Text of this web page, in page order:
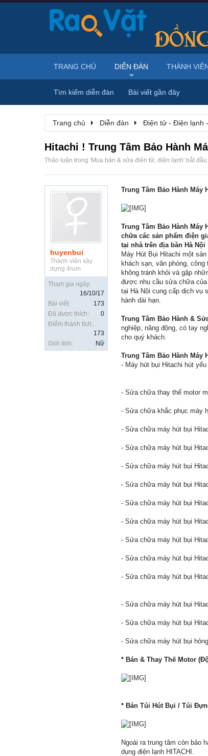
Trang chủ Diễn đàn Điện tử - Điện lạnh
Hitachi ! Trung Tâm Bảo Hành
Thảo luận trong 'Mua bán & sửa điện tử, điện lạnh' bắt
huyenbui
Thành viên xây
dựng 4rum
Tham gia ngày:
16/10/17
Bài viết:
173
Đã được thích:
0
Điểm thành tích:
173
Giới tính:
Nữ
Trung Tâm Bảo Hành Máy
Trung Tâm Bảo Hành Máy
chữa các sản phẩm điện
tại nhàtrên địa bàn Hà
Máy Hút Bụi Hitachi một
khách sạn, văn phòng,
không tránh khỏi và gặp
được nhu cầu sửa chữa của
tại Hà Nội cung cấp dịch vụ
hành dài hạn.
Trung Tâm Bảo Hành &
nghiệp, năng động, có tay
cho quý khách.
Trung Tâm Bảo Hành Máy
- Máy hút bụi Hitachi hút
- Sửa chữa thay thế motor
- Sửa chữa khắc phục máy
- Sửa chữa máy hút bụi
- Sửa chữa máy hút bụi
- Sửa chữa máy hút bụi
- Sửa chữa máy hút bụi
- Sửa chữa máy hút bụi
- Sửa chữa máy hút bụi
- Sửa chữa máy hút bụi
- Sửa chữa máy hút bụi
- Sửa chữa máy hút bụi
- Sửa chữa máy hút bụi
- Sửa chữa máy hút bụi
- Sửa chữa máy hút bụi
* Bán & Thay Thế Motor
* Bán Túi Hút Bụi / Túi
Ngoài ra trung tâm còn bảo
dụng điện lạnh HITACHI.
TRANG CHỦ DIỄN ĐÀN
Tìm kiếm diễn đàn Bài viết gần đây
THÀNH